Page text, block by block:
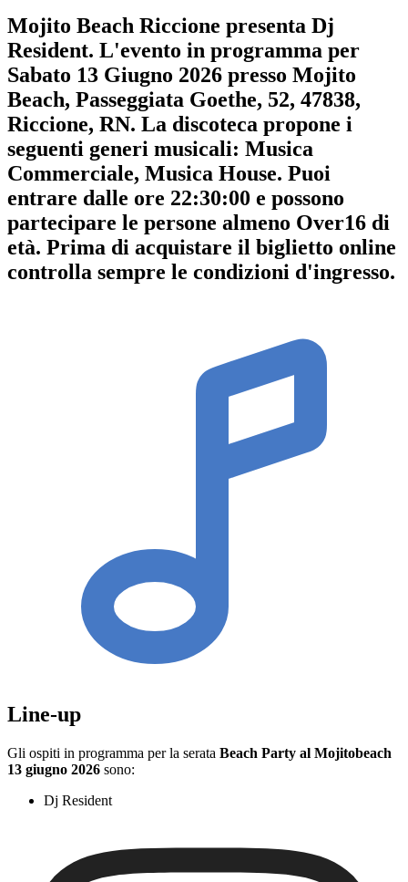
Mojito Beach Riccione presenta Dj
Resident. L'evento in programma per
Sabato 13 Giugno 2026 presso Mojito
Beach, Passeggiata Goethe, 52, 47838,
Riccione, RN. La discoteca propone i
seguenti generi musicali: Musica
Commerciale, Musica House. Puoi
entrare dalle ore 22:30:00 e possono
partecipare le persone almeno Over16 di
età. Prima di acquistare il biglietto online
controlla sempre le condizioni d'ingresso.
Line-up
Gli ospiti in programma per la serata Beach Party al Mojitobeach
13 giugno 2026 sono:
Dj Resident